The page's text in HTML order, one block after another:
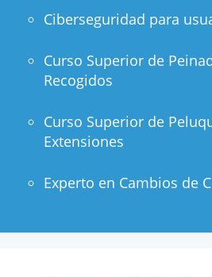
Ciberseguridad para
Curso Superior de
Recogidos
Curso Superior de
Extensiones
Experto en Cambios de